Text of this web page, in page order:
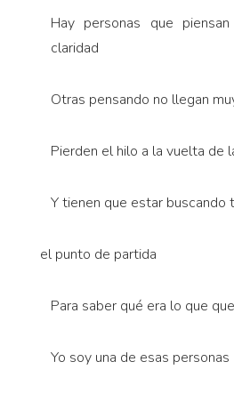
Hay personas que
claridad
Otras pensando no llegan
Pierden el hilo a la vuelta de
Y tienen que estar buscando
el punto de partida
Para saber qué era lo que
Yo soy una de esas personas